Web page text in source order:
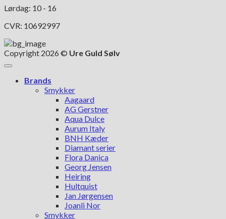
Lørdag: 10 - 16
CVR: 10692997
Copyright 2026 © Ure Guld Sølv
Brands
Smykker
Aagaard
AG Gerstner
Aqua Dulce
Aurum Italy
BNH Kæder
Diamant serier
Flora Danica
Georg Jensen
Heiring
Hultquist
Jan Jørgensen
Joanli Nor
Smykker